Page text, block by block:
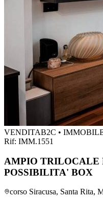
VENDITAB2C •
Rif: IMM.1551
AMPIO TRILOCALE
POSSIBILITA' BOX
corso Siracusa, Santa Rita,